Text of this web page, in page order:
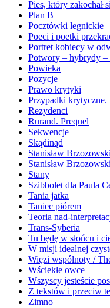
Pies, który zakochał
Plan B
Pocztówki legnickie
Poeci i poetki
Portret kobiecy w
Potwory – hybrydy –
Powieka
Pozycje
Prawo krytyki
Przypadki krytyczne.
Rezydenci
Rurand. Prequel
Sekwencje
Skądinąd
Stanisław
Stanisław
Stany
Szibbolet dla Paula
Tania jatka
Taniec piórem
Teoria nad-
Trans-Syberia
Tu będę w słońcu i
W misji idealnej
Więzi wspólnoty /
Wściekłe owce
Wszyscy jesteście
Z tekstów i przeciw
Zimno